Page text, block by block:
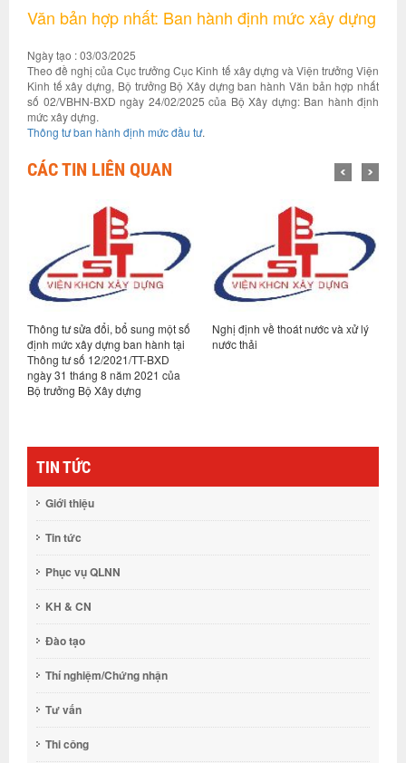
Văn bản hợp nhất: Ban hành định mức xây dựng
Ngày tạo : 03/03/2025
Theo đề nghị của Cục trưởng Cục Kinh tế xây dựng và Viện trưởng Viện
Kinh tế xây dựng, Bộ trưởng Bộ Xây dựng ban hành Văn bản hợp nhất
số 02/VBHN-BXD ngày 24/02/2025 của Bộ Xây dựng: Ban hành định
mức xây dựng.
Thông tư ban hành định mức đầu tư.
CÁC TIN LIÊN QUAN
Thông tư sửa đổi, bổ sung một số
định mức xây dựng ban hành tại
Thông tư số 12/2021/TT-BXD
ngày 31 tháng 8 năm 2021 của
Bộ trưởng Bộ Xây dựng
Nghị định về thoát nước và xử lý
nước thải
TIN TỨC
Giới thiệu
Tin tức
Phục vụ QLNN
KH & CN
Đào tạo
Thí nghiệm/Chứng nhận
Tư vấn
Thi công